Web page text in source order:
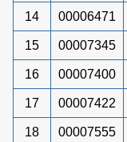
14 00006471
15 00007345
16 00007400
17 00007422
18 00007555